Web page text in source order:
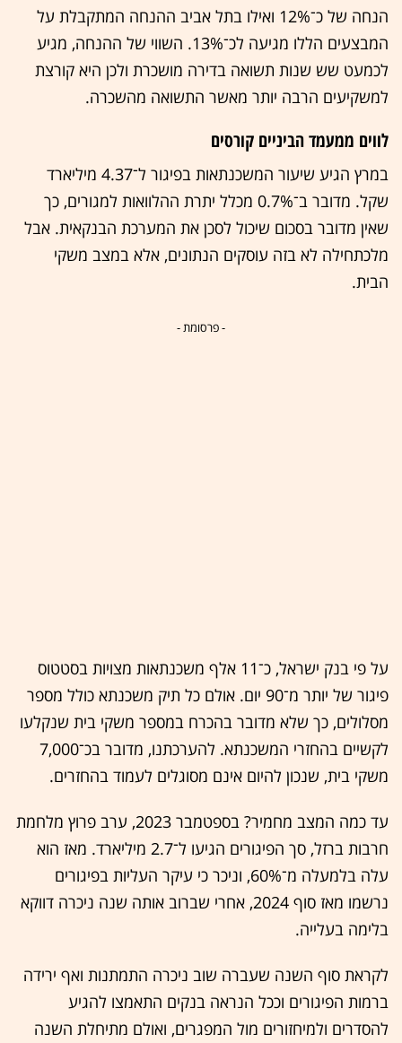
הנחה של כ־12% ואילו בתל אביב ההנחה המתקבלת על
המבצעים הללו מגיעה לכ־13%. השווי של ההנחה, מגיע
לכמעט שש שנות תשואה בדירה מושכרת ולכן היא קורצת
למשקיעים הרבה יותר מאשר התשואה מהשכרה.
לווים ממעמד הביניים קורסים
במרץ הגיע שיעור המשכנתאות בפיגור ל־4.37 מיליארד
שקל. מדובר ב־0.7% מכלל יתרת ההלוואות למגורים, כך
שאין מדובר בסכום שיכול לסכן את המערכת הבנקאית. אבל
מלכתחילה לא בזה עוסקים הנתונים, אלא במצב משקי
הבית.
- פרסומת -
על פי בנק ישראל, כ־11 אלף משכנתאות מצויות בסטטוס
פיגור של יותר מ־90 יום. אולם כל תיק משכנתא כולל מספר
מסלולים, כך שלא מדובר בהכרח במספר משקי בית שנקלעו
לקשיים בהחזרי המשכנתא. להערכתנו, מדובר בכ־7,000
משקי בית, שנכון להיום אינם מסוגלים לעמוד בהחזרים.
עד כמה המצב מחמיר? בספטמבר 2023, ערב פרוץ מלחמת
חרבות ברזל, סך הפיגורים הגיעו ל־2.7 מיליארד. מאז הוא
עלה בלמעלה מ־60%, וניכר כי עיקר העליות בפיגורים
נרשמו מאז סוף 2024, אחרי שברוב אותה שנה ניכרה דווקא
בלימה בעלייה.
לקראת סוף השנה שעברה שוב ניכרה התמתנות ואף ירידה
ברמות הפיגורים וככל הנראה בנקים התאמצו להגיע
להסדרים ולמיחזורים מול המפגרים, ואולם מתיחלת השנה